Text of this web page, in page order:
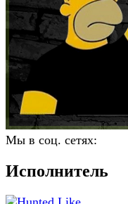
Мы в соц. сетях:
Исполнитель